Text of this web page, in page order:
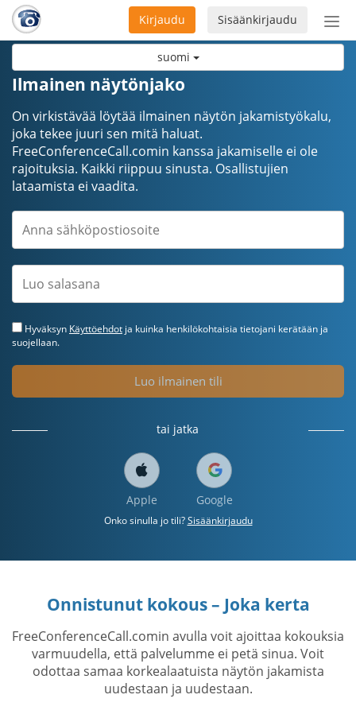
suomi
Sisäänkirjaudu
Kirjaudu
Ilmainen näytönjako
On virkistävää löytää ilmainen näytön jakamistyökalu,
joka tekee juuri sen mitä haluat.
FreeConferenceCall.comin kanssa jakamiselle ei ole
rajoituksia. Kaikki riippuu sinusta. Osallistujien
lataamista ei vaadita.
Hyväksyn Käyttöehdot ja kuinka henkilökohtaisia tietojani kerätään ja
suojellaan.
Luo ilmainen tili
tai jatka
Apple Google
Onko sinulla jo tili?Sisäänkirjaudu
Onnistunut kokous – Joka kerta
FreeConferenceCall.comin avulla voit ajoittaa kokouksia
varmuudella, että palvelumme ei petä sinua. Voit
odottaa samaa korkealaatuista näytön jakamista
uudestaan ​​ja uudestaan.